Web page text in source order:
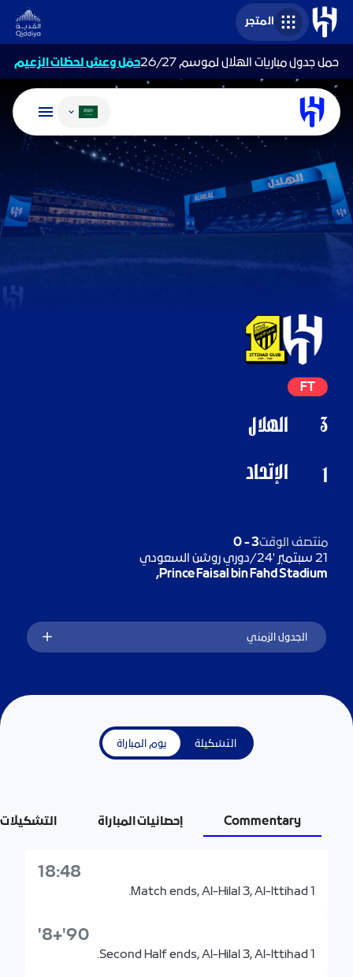
المتجر
حمل جدول مباريات الهلال لموسم 26/27 حمّل وعش لحظات الزعيم
تغيير اللغة
الهلال
الإتحاد
FT
3
1
منتصف الوقت3
-
0
21 سبتمبر '24
/دوري روشن السعودي
Prince Faisal bin Fahd Stadium,
الجدول الزمني
التشكيلة يوم المباراة
Commentary إحصائيات المباراة التشكيلات
18:48
Match ends, Al-Hilal 3, Al-Ittihad 1.
90'+8'
Second Half ends, Al-Hilal 3, Al-Ittihad 1.